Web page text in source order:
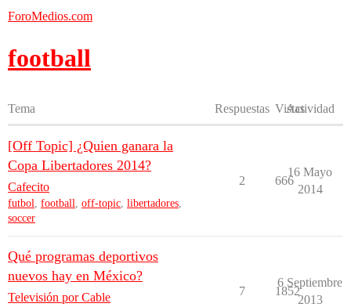
ForoMedios.com
football
Tema Respuestas Vistas
Actividad
[Off Topic] ¿Quien ganara la
Copa Libertadores 2014?
Cafecito
futbol, football, off-topic, libertadores,
soccer
2 666
16 Mayo
2014
Qué programas deportivos
nuevos hay en México?
Televisión por Cable 7 1852
6 Septiembre
2013